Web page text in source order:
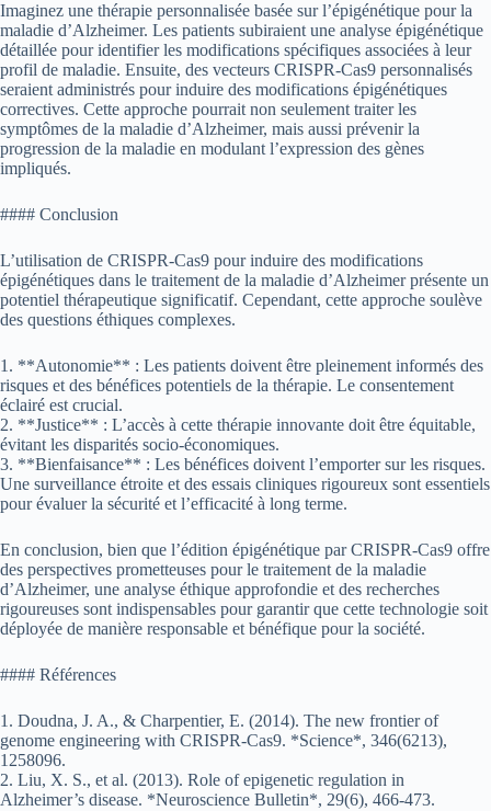
Imaginez une thérapie personnalisée basée sur l’épigénétique pour la
maladie d’Alzheimer. Les patients subiraient une analyse épigénétique
détaillée pour identifier les modifications spécifiques associées à leur
profil de maladie. Ensuite, des vecteurs CRISPR-Cas9 personnalisés
seraient administrés pour induire des modifications épigénétiques
correctives. Cette approche pourrait non seulement traiter les
symptômes de la maladie d’Alzheimer, mais aussi prévenir la
progression de la maladie en modulant l’expression des gènes
impliqués.
#### Conclusion
L’utilisation de CRISPR-Cas9 pour induire des modifications
épigénétiques dans le traitement de la maladie d’Alzheimer présente un
potentiel thérapeutique significatif. Cependant, cette approche soulève
des questions éthiques complexes.
1. **Autonomie** : Les patients doivent être pleinement informés des
risques et des bénéfices potentiels de la thérapie. Le consentement
éclairé est crucial.
2. **Justice** : L’accès à cette thérapie innovante doit être équitable,
évitant les disparités socio-économiques.
3. **Bienfaisance** : Les bénéfices doivent l’emporter sur les risques.
Une surveillance étroite et des essais cliniques rigoureux sont essentiels
pour évaluer la sécurité et l’efficacité à long terme.
En conclusion, bien que l’édition épigénétique par CRISPR-Cas9 offre
des perspectives prometteuses pour le traitement de la maladie
d’Alzheimer, une analyse éthique approfondie et des recherches
rigoureuses sont indispensables pour garantir que cette technologie soit
déployée de manière responsable et bénéfique pour la société.
#### Références
1. Doudna, J. A., & Charpentier, E. (2014). The new frontier of
genome engineering with CRISPR-Cas9. *Science*, 346(6213),
1258096.
2. Liu, X. S., et al. (2013). Role of epigenetic regulation in
Alzheimer’s disease. *Neuroscience Bulletin*, 29(6), 466-473.